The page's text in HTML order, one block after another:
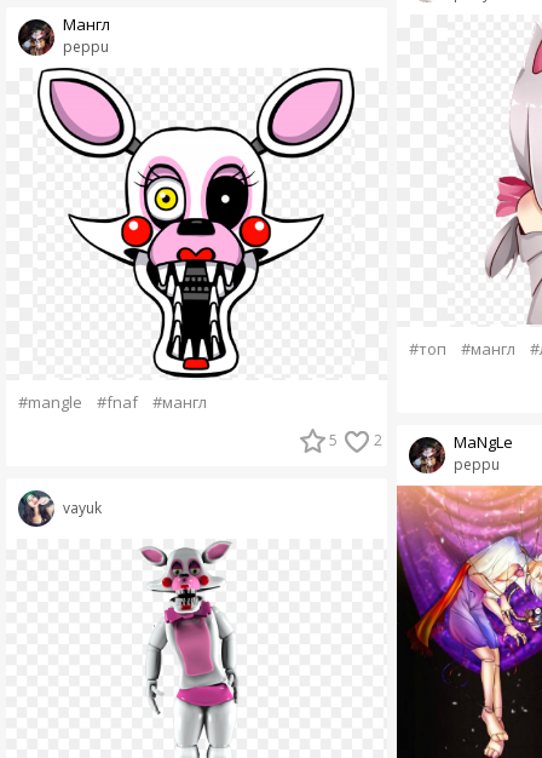
peppu
Мангл
#mangle #fnaf #мангл
5 2
vayuk
#топ #мангл
peppu
MaNgLe